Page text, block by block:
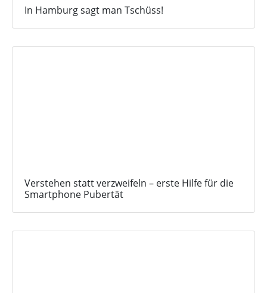
In Hamburg sagt man Tschüss!
Verstehen statt verzweifeln – erste Hilfe für die
Smartphone Pubertät